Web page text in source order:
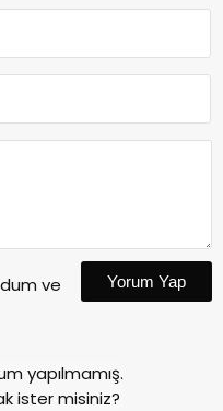
ve
Yorum Yap
yapılmamış.
ister misiniz?